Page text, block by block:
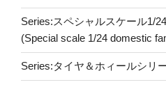
Series:スペシャルスケール1/
(Special scale 1/24 domestic
Series:タイヤ＆ホィールシリ